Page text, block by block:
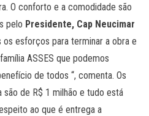
O conforto e a comodidade são
pelo Presidente, Cap Neucimar
os esforços para terminar a obra e
ASSES que podemos
de todos “, comenta. Os
de R$ 1 milhão e tudo está
ao que é entrega a